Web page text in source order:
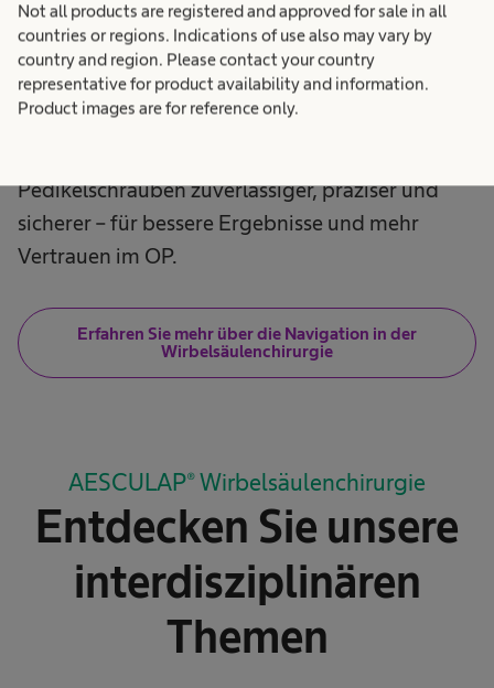
Not all products are registered and approved for sale in all
countries or regions. Indications of use also may vary by
country and region. Please contact your country
representative for product availability and information.
Product images are for reference only.
die fortschrittlichste Plattform von AESCULAP®
mit modernster Navigationstechnologie und
hebt die Navigation in der Wirbelsäulenchirurgie
auf ein neues Level. Dank computergestützter
Pedikelschrauben zuverlässiger, präziser und
sicherer – für bessere Ergebnisse und mehr
Vertrauen im OP.
Erfahren Sie mehr über die Navigation in der
Wirbelsäulenchirurgie
AESCULAP® Wirbelsäulenchirurgie
Entdecken Sie unsere
interdisziplinären
Themen